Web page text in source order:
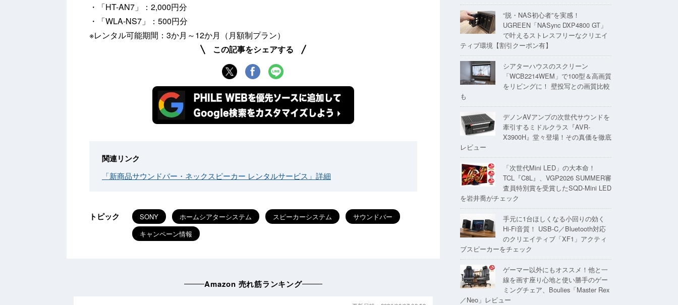
・「HT-AN7」：2,000円分
・「WLA-NS7」：500円分
※レンタル可能期間：3か月～12か月（月額制プラン）
この記事をシェアする
関連リンク
「新商品サウンドバー・ネックスピーカー レンタルサービス」詳細
トピック SONY ホームシアターシステム スピーカーシステム
サウンドバー
キャンペーン情報
“脱・NAS初心者”を実感！
UGREEN「NASync DXP4800 GT」
で叶えるストレスフリーなクリエイ
ティブ環境【割引クーポン有】
シアターハウスのスクリーン
「WCB2214WEM」で100型＆高画質
をリビングに！ 壁投写との画質比較
も
デノンAVアンプの次世代サウンドを
牽引するミドルクラス『AVR-
X3900H』堂々登場！その真価を徹底
レビュー
「次世代Mini LED」の大本命！
TCL『C8L』、VGP2026 SUMMER審
査員特別賞を受賞したSQD-Mini LED
を岩井喬がチェック
手元に1台ほしくなる小回りの効く
Hi-Fi音質！ USB-C／Bluetooth対応
のクリエイティブ「XF1」アクティ
ブスピーカーをチェック
ゲーマー以外にもオススメ！他と一
線を画す座り心地と使い勝手のゲー
ミングチェア、Boulies「Master Rex
／Neo」レビュー